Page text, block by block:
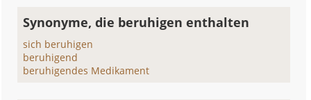
Synonyme, die beruhigen enthalten
sich beruhigen
beruhigend
beruhigendes Medikament